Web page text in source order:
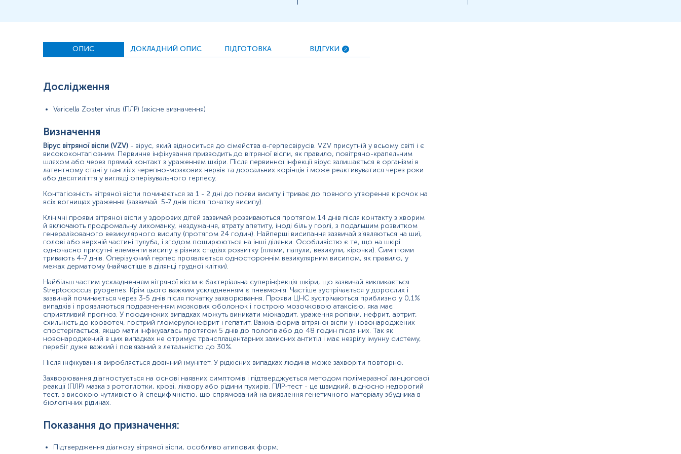
Показання до призначення:
Обстеження осіб, з клінічними ознаками вітряної віспи, що перебували в контакті з хворим.
Причини підвищення рівня
У зразку біологічного матеріалу знайдено фрагмент ДНК, специфічний для вірусуVaricella Zoster Virus , що підтверджує діагноз
Причини зниження рівня
У зразку біологічного матеріалу не знайдено фрагментів ДНК, специфічних для
вміст везикул
Показання до призначення
Загальна характеристика
Інтерферуючі чинники
Інтерпретація
Синоніми
Вірус оперізувального лишаю та вітряної віспи
Маркер для виявлення генетичного матеріалу вірусу вітряної віспи/оперізуючого герпесу у вмісті із везикул
ОПИС ДОКЛАДНИЙ ОПИС ПІДГОТОВКА ВІДГУКИ 2
Дослідження
Varicella Zoster virus (ПЛР) (якісне визначення)
Визначення
Вірус вітряної віспи (VZV)- вірус, який відноситься до сімейства α-герпесвірусів. VZV присутній у всьому світі і є
висококонтагіозним. Первинне інфікування призводить до вітряної віспи, як правило, повітряно-крапельним
шляхом або через прямий контакт з ураженням шкіри. Після первинної інфекції вірус залишається в організмі в
латентному стані у гангліях черепно-мозкових нервів та дорсальних корінців і може реактивуватися через роки
або десятиліття у вигляді оперізувального герпесу.
Контагіозність вітряної віспи починається за 1 - 2 дні до появи висипу і триває до повного утворення кірочок на
всіх вогнищах ураження (зазвичай 5-7 днів після початку висипу).
Клінічні прояви вітряної віспи у здорових дітей зазвичай розвиваються протягом 14 днів після контакту з хворим
й включають продромальну лихоманку, нездужання, втрату апетиту, іноді біль у горлі, з подальшим розвитком
генералізованого везикулярного висипу (протягом 24 годин). Найперші висипання зазвичай з'являються на шиї,
голові або верхній частині тулуба, і згодом поширюються на інші ділянки. Особливістю є те, що на шкірі
одночасно присутні елементи висипу в різних стадіях розвитку (плями, папули, везикули, кірочки). Симптоми
тривають 4-7 днів. Оперізуючий герпес проявляється одностороннім везикулярним висипом, як правило, у
межах дерматому (найчастіше в ділянці грудної клітки).
Найбільш частим ускладненням вітряної віспи є бактеріальна суперінфекція шкіри, що зазвичай викликається
Streptococcus pyogenes. Крім цього важким ускладненням є пневмонія. Частіше зустрічається у дорослих і
зазвичай починається через 3-5 днів після початку захворювання. Прояви ЦНС зустрічаються приблизно у 0,1%
випадків і проявляються подразненням мозкових оболонок і гострою мозочковою атаксією, яка має
сприятливий прогноз. У поодиноких випадках можуть виникати міокардит, ураження рогівки, нефрит, артрит,
схильність до кровотеч, гострий гломерулонефрит і гепатит. Важка форма вітряної віспи у новонароджених
спостерігається, якщо мати інфікувалась протягом 5 днів до пологів або до 48 годин після них. Так як
новонароджений в цих випадках не отримує трансплацентарних захисних антитіл і має незрілу імунну систему,
перебіг дуже важкий і пов'язаний з летальністю до 30%.
Після інфікування виробляється довічний імунітет. У рідкісних випадках людина може захворіти повторно.
Захворювання діагностується на основі наявних симптомів і підтверджується методом полімеразної ланцюгової
реакції (ПЛР) мазка з ротоглотки, крові, ліквору або рідини пухирів. ПЛР-тест - це швидкий, відносно недорогий
тест, з високою чутливістю й специфічністю, що спрямований на виявлення генетичного матеріалу збудника в
біологічних рідинах.
Показання до призначення:
Підтвердження діагнозу вітряної віспи, особливо атипових форм;